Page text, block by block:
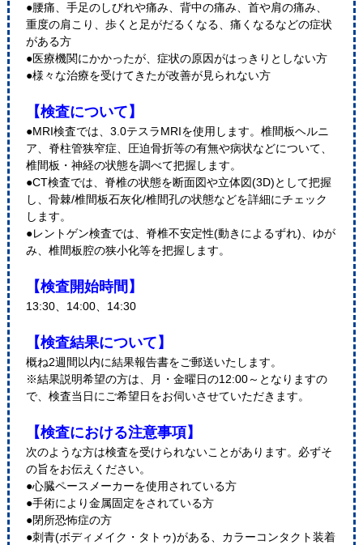
●腰痛、手足のしびれや痛み、背中の痛み、首や肩の痛み、
重度の肩こり、歩くと足がだるくなる、痛くなるなどの症状
がある方
●医療機関にかかったが、症状の原因がはっきりとしない方
●様々な治療を受けてきたが改善が見られない方
【検査について】
●MRI検査では、3.0テスラMRIを使用します。椎間板ヘルニ
ア、脊柱管狭窄症、圧迫骨折等の有無や病状などについて、
椎間板・神経の状態を調べて把握します。
●CT検査では、脊椎の状態を断面図や立体図(3D)として把握
し、骨棘/椎間板石灰化/椎間孔の状態などを詳細にチェック
します。
●レントゲン検査では、脊椎不安定性(動きによるずれ)、ゆが
み、椎間板腔の狭小化等を把握します。
【検査開始時間】
13:30、14:00、14:30
【検査結果について】
概ね2週間以内に結果報告書をご郵送いたします。
※結果説明希望の方は、月・金曜日の12:00～となりますの
で、検査当日にご希望日をお伺いさせていただきます。
【検査における注意事項】
次のような方は検査を受けられないことがあります。必ずそ
の旨をお伝えください。
●心臓ペースメーカーを使用されている方
●手術により金属固定をされている方
●閉所恐怖症の方
●刺青(ボディメイク・タトゥ)がある、カラーコンタクト装着